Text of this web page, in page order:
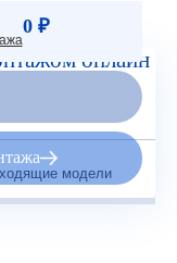
онлайн
модели
0 ₽